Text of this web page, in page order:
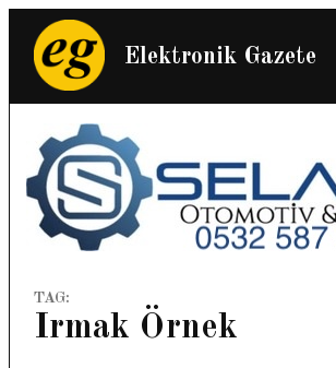
Skip
content
Elektronik Gazete
TAG:
Irmak Örnek